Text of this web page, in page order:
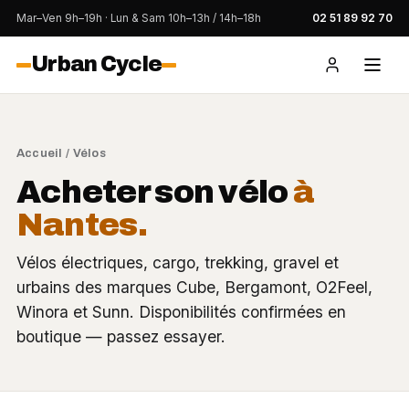
Mar–Ven 9h–19h · Lun & Sam 10h–13h / 14h–18h 02 51 89 92 70
Urban Cycle
Accueil / Vélos
Acheter son véloà
Nantes.
Vélos électriques, cargo, trekking, gravel et
urbains des marques Cube, Bergamont, O2Feel,
Winora et Sunn. Disponibilités confirmées en
boutique — passez essayer.